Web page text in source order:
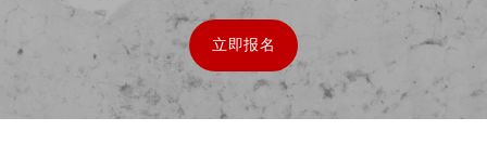
立即报名